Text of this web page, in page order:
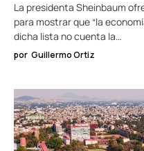
La presidenta Sheinbaum
para mostrar que “la
dicha lista no cuenta la…
por Guillermo Ortiz